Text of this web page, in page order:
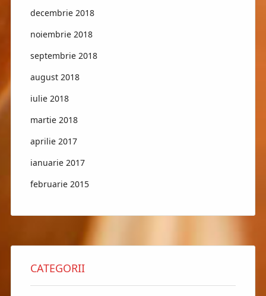
decembrie 2018
noiembrie 2018
septembrie 2018
august 2018
iulie 2018
martie 2018
aprilie 2017
ianuarie 2017
februarie 2015
CATEGORII